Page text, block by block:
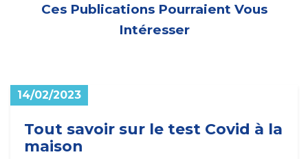
Ces Publications Pourraient Vous
Intéresser
14/02/2023
Tout savoir sur le test Covid à la
maison